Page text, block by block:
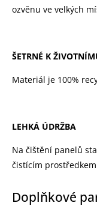
ozvěnu ve velkých
ŠETRNÉ K
Materiál je 100%
LEHKÁ ÚDRŽBA
Na čištění panelů
čistícím
Doplňkové